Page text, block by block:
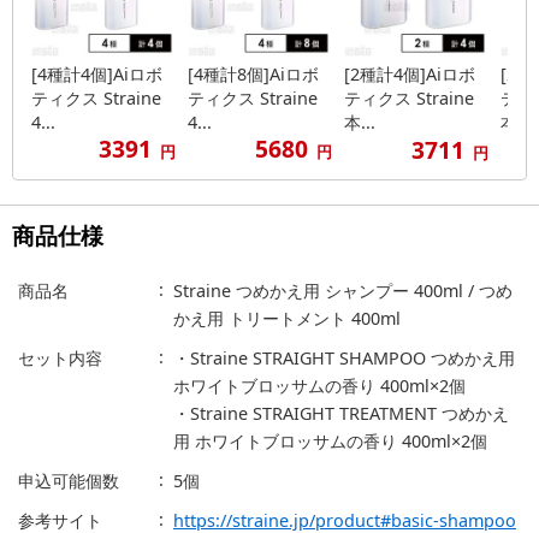
[4種計4個]Aiロボ
ティクス Straine
4...
3391 円
[4種計8個]Aiロボ
ティクス Straine
4...
5680 円
[2種計4個]Aiロボ
ティクス Straine
本...
3711 円
[2種
テ
本...
商品仕様
商品名
Straine つめかえ用 シャンプー 400ml / つめ
かえ用 トリートメント 400ml
セット内容
・Straine STRAIGHT SHAMPOO つめかえ用
ホワイトブロッサムの香り 400ml×2個
・Straine STRAIGHT TREATMENT つめかえ
用 ホワイトブロッサムの香り 400ml×2個
申込可能個数
5個
参考サイト
https://straine.jp/product#basic-shampoo